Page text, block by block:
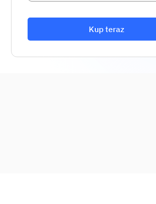
Kup teraz